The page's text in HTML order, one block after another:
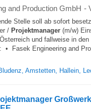
and Production GmbH -
Stelle soll ab sofort
/ Projektmanager (m/w)
und fallweise in den
• Fasek Engineering and
Amstetten, Hallein,